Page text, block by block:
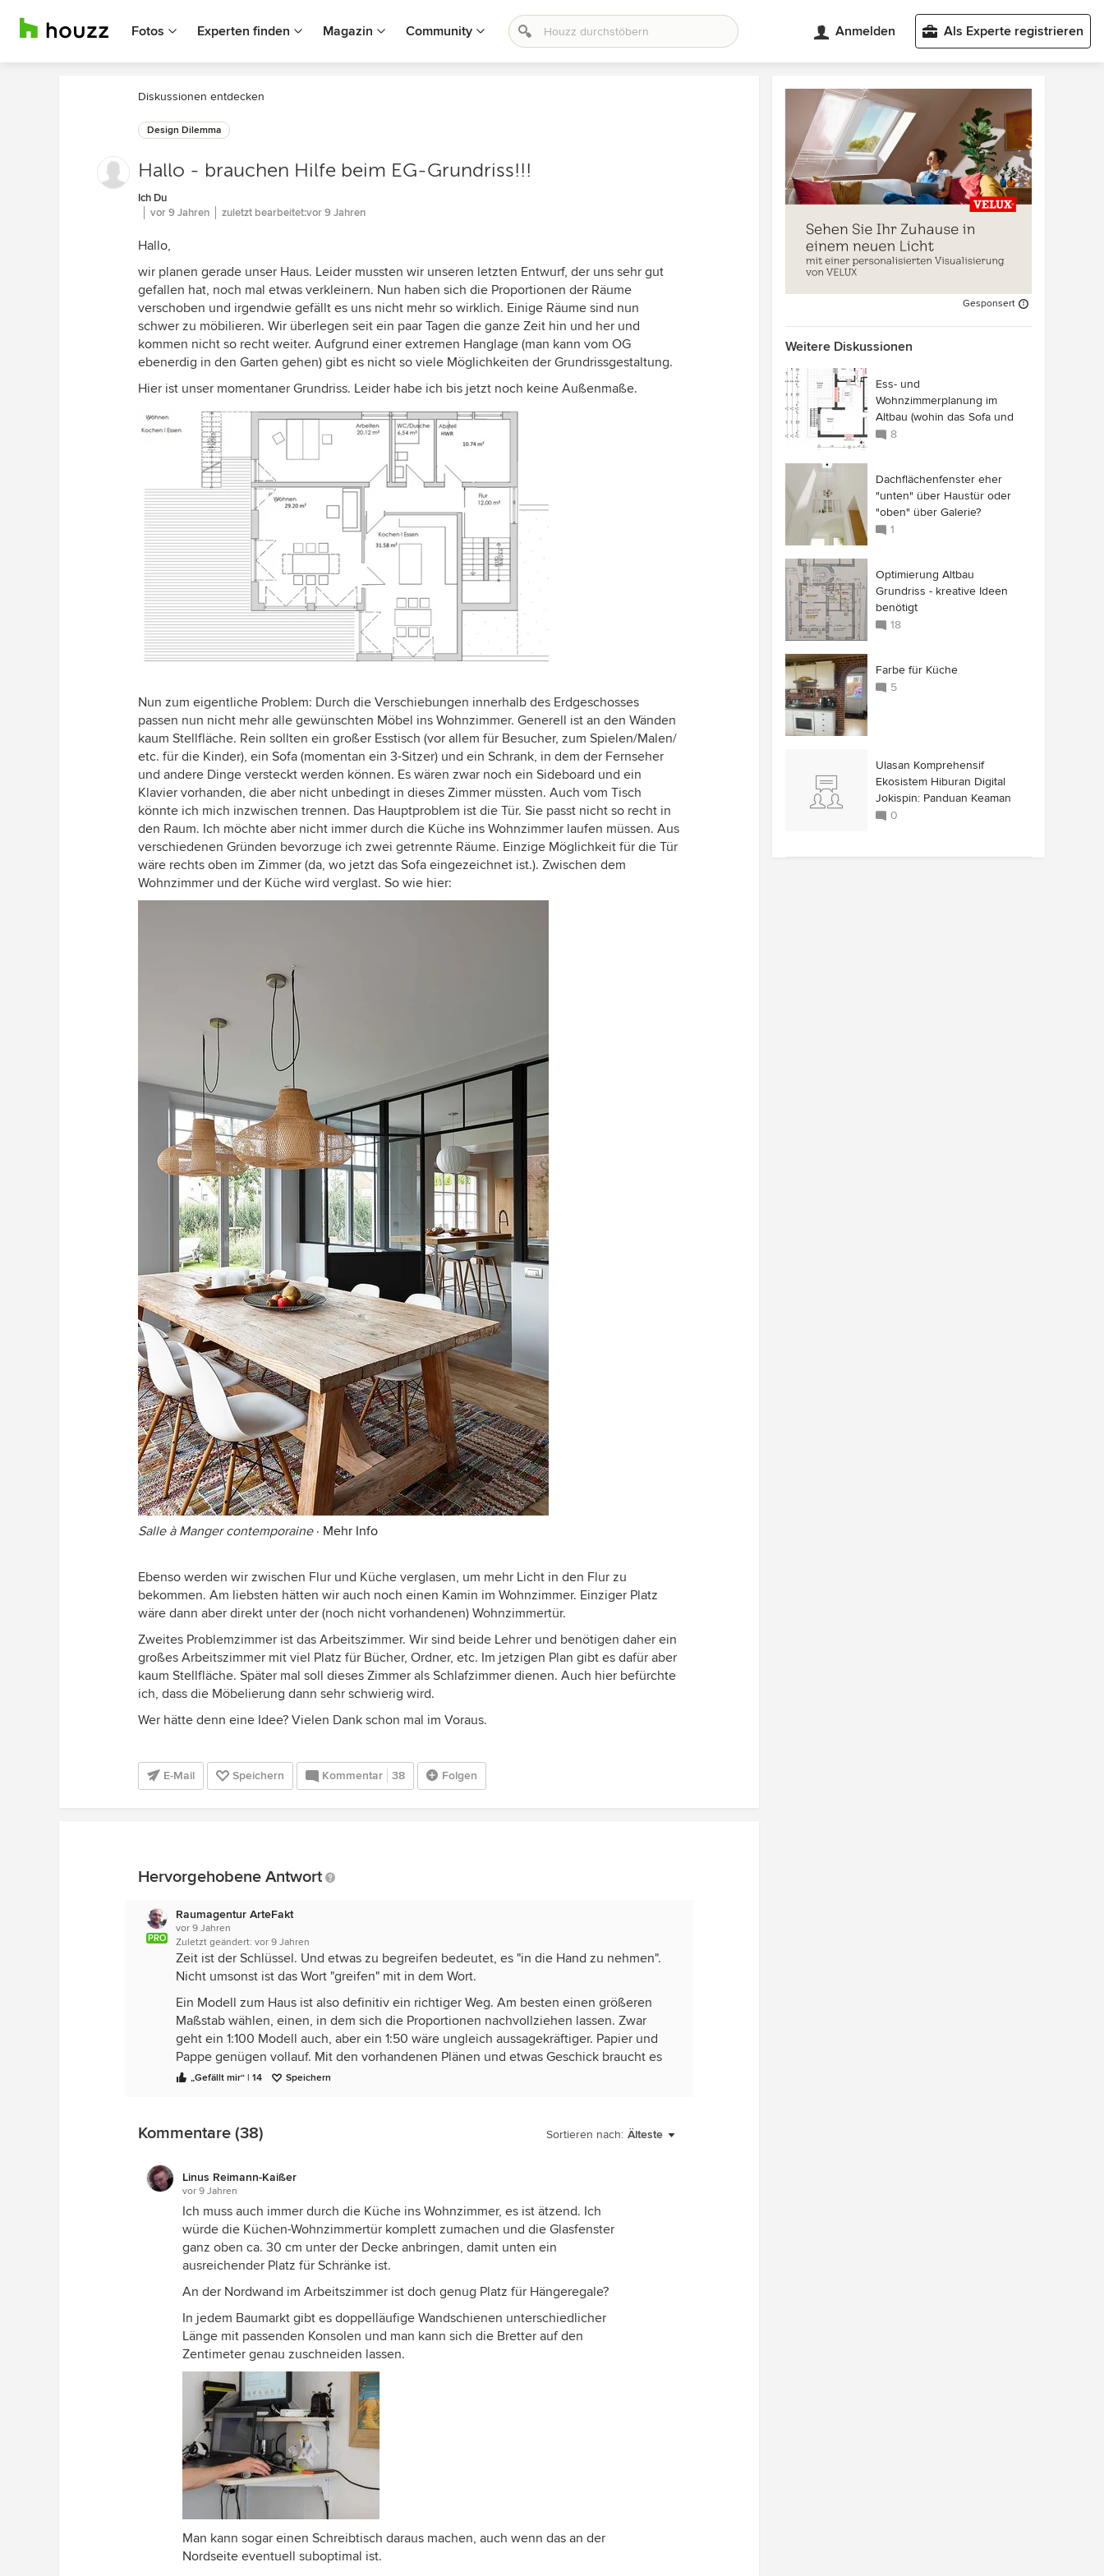
Fotos Experten finden Magazin Community Anmelden Als Experte registrieren
Diskussionen entdecken
Design Dilemma
Hallo - brauchen Hilfe beim EG-Grundriss!!!
Ich Du
vor 9 Jahren
zuletzt bearbeitet:vor 9 Jahren
Hallo,
wir planen gerade unser Haus. Leider mussten wir unseren letzten Entwurf, der uns sehr gut
gefallen hat, noch mal etwas verkleinern. Nun haben sich die Proportionen der Räume
verschoben und irgendwie gefällt es uns nicht mehr so wirklich. Einige Räume sind nun
schwer zu möbilieren. Wir überlegen seit ein paar Tagen die ganze Zeit hin und her und
kommen nicht so recht weiter. Aufgrund einer extremen Hanglage (man kann vom OG
ebenerdig in den Garten gehen) gibt es nicht so viele Möglichkeiten der Grundrissgestaltung.
Hier ist unser momentaner Grundriss. Leider habe ich bis jetzt noch keine Außenmaße.
Nun zum eigentliche Problem: Durch die Verschiebungen innerhalb des Erdgeschosses
passen nun nicht mehr alle gewünschten Möbel ins Wohnzimmer. Generell ist an den Wänden
kaum Stellfläche. Rein sollten ein großer Esstisch (vor allem für Besucher, zum Spielen/Malen/
etc. für die Kinder), ein Sofa (momentan ein 3-Sitzer) und ein Schrank, in dem der Fernseher
und andere Dinge versteckt werden können. Es wären zwar noch ein Sideboard und ein
Klavier vorhanden, die aber nicht unbedingt in dieses Zimmer müssten. Auch vom Tisch
könnte ich mich inzwischen trennen. Das Hauptproblem ist die Tür. Sie passt nicht so recht in
den Raum. Ich möchte aber nicht immer durch die Küche ins Wohnzimmer laufen müssen. Aus
verschiedenen Gründen bevorzuge ich zwei getrennte Räume. Einzige Möglichkeit für die Tür
wäre rechts oben im Zimmer (da, wo jetzt das Sofa eingezeichnet ist.). Zwischen dem
Wohnzimmer und der Küche wird verglast. So wie hier:
Salle à Manger contemporaine· Mehr Info
Ebenso werden wir zwischen Flur und Küche verglasen, um mehr Licht in den Flur zu
bekommen. Am liebsten hätten wir auch noch einen Kamin im Wohnzimmer. Einziger Platz
wäre dann aber direkt unter der (noch nicht vorhandenen) Wohnzimmertür.
Zweites Problemzimmer ist das Arbeitszimmer. Wir sind beide Lehrer und benötigen daher ein
großes Arbeitszimmer mit viel Platz für Bücher, Ordner, etc. Im jetzigen Plan gibt es dafür aber
kaum Stellfläche. Später mal soll dieses Zimmer als Schlafzimmer dienen. Auch hier befürchte
ich, dass die Möbelierung dann sehr schwierig wird.
Wer hätte denn eine Idee? Vielen Dank schon mal im Voraus.
E-Mail Speichern Kommentar 38 Folgen
Hervorgehobene Antwort
PRO
Raumagentur ArteFakt
vor 9 Jahren
Zuletzt geändert: vor 9 Jahren
Zeit ist der Schlüssel. Und etwas zu begreifen bedeutet, es "in die Hand zu nehmen".
Nicht umsonst ist das Wort "greifen" mit in dem Wort.
Ein Modell zum Haus ist also definitiv ein richtiger Weg. Am besten einen größeren
Maßstab wählen, einen, in dem sich die Proportionen nachvollziehen lassen. Zwar
geht ein 1:100 Modell auch, aber ein 1:50 wäre ungleich aussagekräftiger. Papier und
Pappe genügen vollauf. Mit den vorhandenen Plänen und etwas Geschick braucht es
dafür nur wenige Stunden.
des Menschen macht.
Die nächste Zeit sollte man sich für das Erfahren der Ideen nehmen. Einfach mal vor
den vergrößerten Plan setzen (auch hier empfehle ich dringend den 1:50 Plan). Am
besten ohne Beschriftung, Maße, technische Angaben. Maximal eine möblierungs-
Andeutung. Dann den "Tag" beginnen:
(Beispiel eines bereinigten, möblierten Grundrisses)
„Gefällt mir“ | 14 Speichern
Sortieren nach: Älteste
Kommentare (38)
Linus Reimann-Kaißer
vor 9 Jahren
Ich muss auch immer durch die Küche ins Wohnzimmer, es ist ätzend. Ich
würde die Küchen-Wohnzimmertür komplett zumachen und die Glasfenster
ganz oben ca. 30 cm unter der Decke anbringen, damit unten ein
ausreichender Platz für Schränke ist.
An der Nordwand im Arbeitszimmer ist doch genug Platz für Hängeregale?
In jedem Baumarkt gibt es doppelläufige Wandschienen unterschiedlicher
Länge mit passenden Konsolen und man kann sich die Bretter auf den
Zentimeter genau zuschneiden lassen.
Man kann sogar einen Schreibtisch daraus machen, auch wenn das an der
Nordseite eventuell suboptimal ist.
Gesponsert
Weitere Diskussionen
Ess- und
Wohnzimmerplanung im
Altbau (wohin das Sofa und
das Licht)
8
Dachflächenfenster eher
"unten" über Haustür oder
"oben" über Galerie?
1
Optimierung Altbau
Grundriss - kreative Ideen
benötigt
18
Farbe für Küche
5
Ulasan Komprehensif
Ekosistem Hiburan Digital
Jokispin: Panduan Keaman
0